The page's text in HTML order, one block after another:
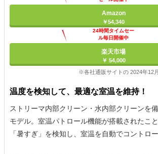
Amazon
￥54,340
24時間タイムセー
ル毎日開催中
楽天市場
￥ 54,000
※各社通販サイトの 2024年12
温度を検知して、最適な室温を維持！
ストリーマ内部クリーン・水内部クリーンを
モデル。室温パトロール機能が搭載されたこ
「暑すぎ」を検知し、室温を自動でコントロ